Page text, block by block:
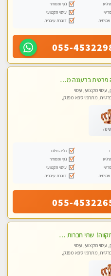
נקי ומסודר
עיסוי מקצועי
דוברת עיברית
055-
קליניקה פרטית ברעננה מעסה איכותית לעיסוי מקצועי ומפנק לכל שרירי הגוף...
עיסוי מקצועי, עיסוי
מתחמי ספא מפנק,
חניה חינם
נקי ומסודר
עיסוי מקצועי
דוברת עיברית
055-
‏בפתח תקווה! ‏ שתי חברות יפיפיות ‏לעיסוי מקצועי י ודיסקרטי מכבדים כרטיסי אשראי !! ללא מין 03-728-36-36
עיסוי מקצועי, עיסוי
מתחמי ספא מפנק,